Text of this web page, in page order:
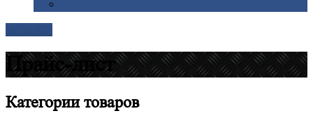
Прайс-лист
Категориитоваров